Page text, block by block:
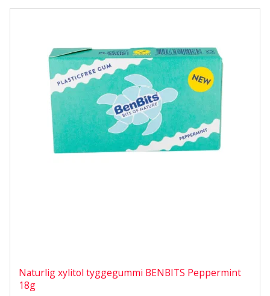
Naturlig xylitol tyggegummi BENBITS Peppermint
18g